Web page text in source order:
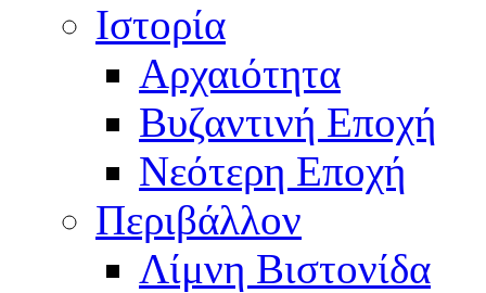
Ιστορία
Αρχαιότητα
Βυζαντινή Εποχή
Νεότερη Εποχή
Περιβάλλον
Λίμνη Βιστονίδα